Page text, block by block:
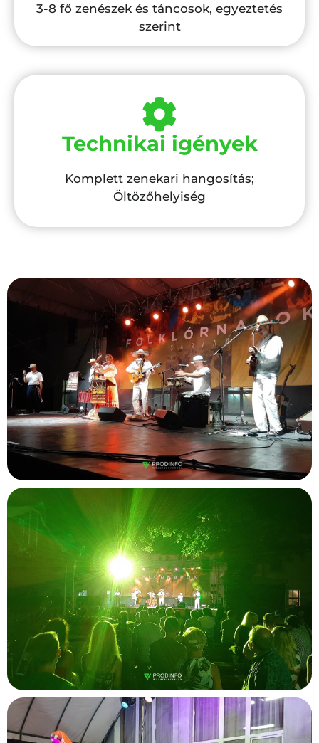
3-8 fő zenészek és táncosok, egyeztetés
szerint
Technikai igények
Komplett zenekari hangosítás;
Öltözőhelyiség